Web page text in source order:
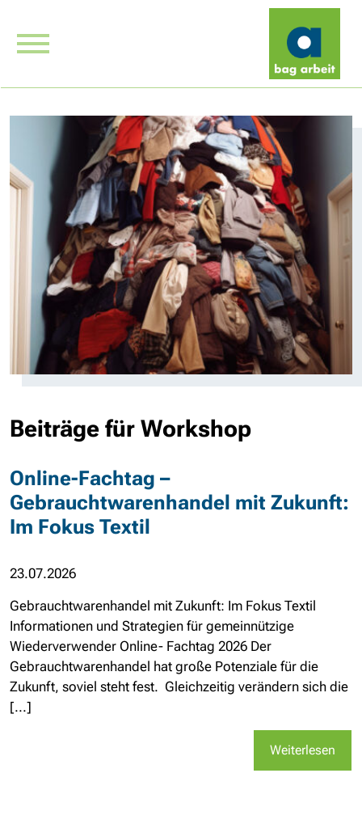
Beiträge für Workshop
Online-Fachtag –
Gebrauchtwarenhandel mit Zukunft:
Im Fokus Textil
23.07.2026
Gebrauchtwarenhandel mit Zukunft: Im Fokus Textil
Informationen und Strategien für gemeinnützige
Wiederverwender Online- Fachtag 2026 Der
Gebrauchtwarenhandel hat große Potenziale für die
Zukunft, soviel steht fest. Gleichzeitig verändern sich die
[...]
Weiterlesen